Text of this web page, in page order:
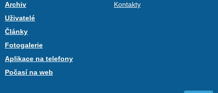
Archiv
Uživatelé
Články
Fotogalerie
Aplikace na telefony
Počasí na web
Kontakty